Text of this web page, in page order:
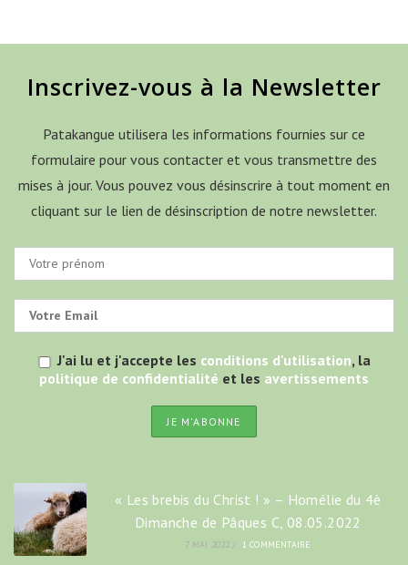
Inscrivez-vous à la Newsletter
Patakangue utilisera les informations fournies sur ce
formulaire pour vous contacter et vous transmettre des
mises à jour. Vous pouvez vous désinscrire à tout moment en
cliquant sur le lien de désinscription de notre newsletter.
J'ai lu et j'accepte les conditions d'utilisation, la
politique de confidentialité et les avertissements
« Les brebis du Christ ! » – Homélie du 4è
Dimanche de Pâques C, 08.05.2022
7 MAI 2022 / 1 COMMENTAIRE